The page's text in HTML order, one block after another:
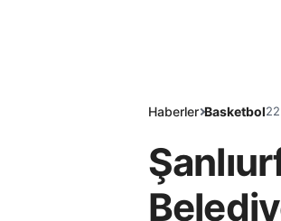
Haberler Basketbol